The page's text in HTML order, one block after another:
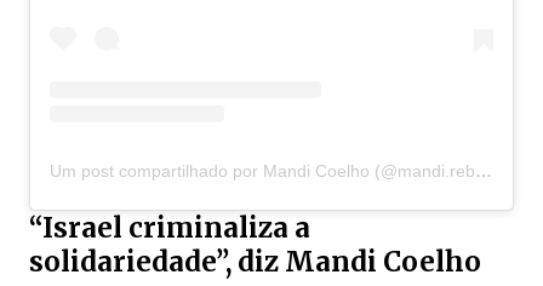
Um post compartilhado por Mandi Coelho (@mandi.rebeldia)
“Israel criminaliza a
solidariedade”, diz Mandi Coelho